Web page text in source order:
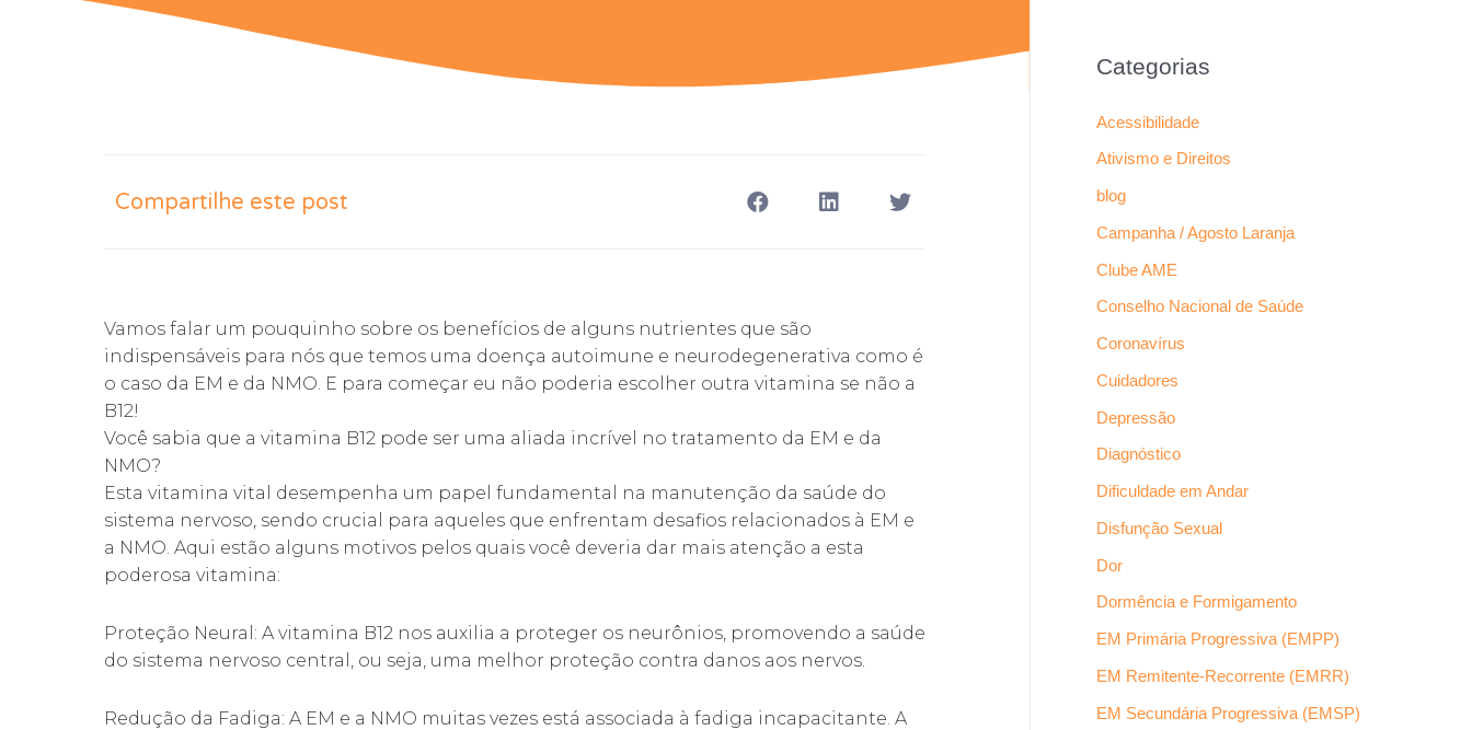
Compartilhe este post
Vamos falar um pouquinho sobre os benefícios de alguns nutrientes que são
indispensáveis para nós que temos uma doença autoimune e neurodegenerativa como é
o caso da EM e da NMO. E para começar eu não poderia escolher outra vitamina se não a
B12!
Você sabia que a vitamina B12 pode ser uma aliada incrível no tratamento da EM e da
NMO?
Esta vitamina vital desempenha um papel fundamental na manutenção da saúde do
sistema nervoso, sendo crucial para aqueles que enfrentam desafios relacionados à EM e
a NMO. Aqui estão alguns motivos pelos quais você deveria dar mais atenção a esta
poderosa vitamina:
Proteção Neural: A vitamina B12 nos auxilia a proteger os neurônios, promovendo a saúde
do sistema nervoso central, ou seja, uma melhor proteção contra danos aos nervos.
Redução da Fadiga: A EM e a NMO muitas vezes está associada à fadiga incapacitante. A
Categorias
Acessibilidade
Ativismo e Direitos
blog
Campanha / Agosto Laranja
Clube AME
Conselho Nacional de Saúde
Coronavírus
Cuidadores
Depressão
Diagnóstico
Dificuldade em Andar
Disfunção Sexual
Dor
Dormência e Formigamento
EM Primária Progressiva (EMPP)
EM Remitente-Recorrente (EMRR)
EM Secundária Progressiva (EMSP)